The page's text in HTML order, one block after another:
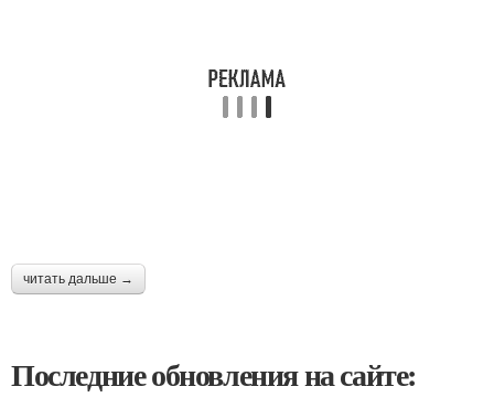
читать дальше →
Последние обновления на сайте: